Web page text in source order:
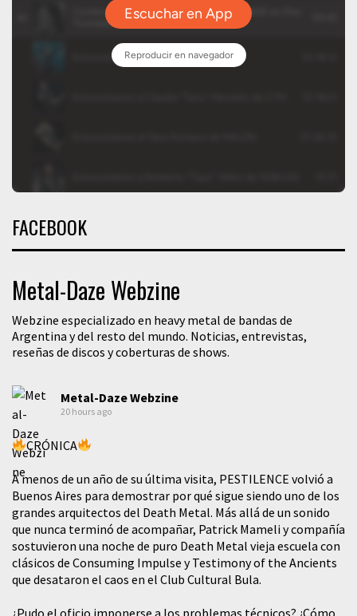
FACEBOOK
Metal-Daze Webzine
Webzine especializado en heavy metal de bandas de
Argentina y del resto del mundo. Noticias, entrevistas,
reseñas de discos y coberturas de shows.
Metal-Daze Webzine
20 hours ago
CRÓNICA
A menos de un año de su última visita, PESTILENCE volvió a
Buenos Aires para demostrar por qué sigue siendo uno de los
grandes arquitectos del Death Metal. Más allá de un sonido
que nunca terminó de acompañar, Patrick Mameli y compañía
sostuvieron una noche de puro Death Metal vieja escuela con
clásicos de Consuming Impulse y Testimony of the Ancients
que desataron el caos en el Club Cultural Bula.
¿Pudo el oficio imponerse a los problemas técnicos? ¿Cómo